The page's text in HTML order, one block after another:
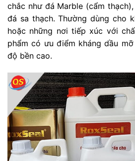
chắc như đá Marble (cẩm
đá sa thạch. Thường dùng cho
hoặc những nơi tiếp xúc với
phẩm có ưu điểm kháng dầu
độ bền cao.